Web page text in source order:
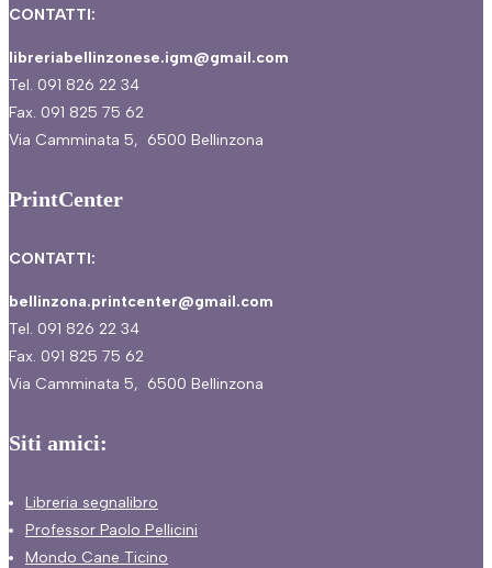
CONTATTI:
libreriabellinzonese.igm@gmail.com
Tel. 091 826 22 34
Fax. 091 825 75 62
Via Camminata 5, 6500 Bellinzona
PrintCenter
CONTATTI:
bellinzona.printcenter@gmail.com
Tel. 091 826 22 34
Fax. 091 825 75 62
Via Camminata 5, 6500 Bellinzona
Siti amici:
Libreria segnalibro
Professor Paolo Pellicini
Mondo Cane Ticino